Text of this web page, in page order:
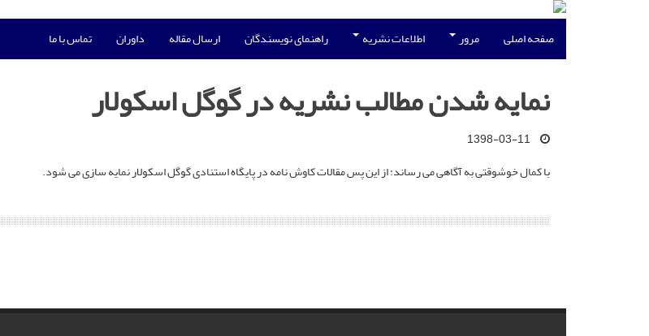
صفحه اصلی مرور اطلاعات نشریه راهنمای نویسندگان ارسال مقاله داوران تماس با ما
نمایه شدن مطالب نشریه در گوگل اسکولار
1398-03-11
با کمال خوشوقتی به آگاهی می رساند: از این پس مقالات کاوش نامه در پایگاه استنادی گوگل اسکولار نمایه سازی می شود.